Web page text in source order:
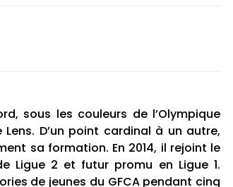
sous les couleurs de l’Olympique
D’un point cardinal à un autre,
sa formation. En 2014, il rejoint le
Ligue 2 et futur promu en Ligue 1.
de jeunes du GFCA pendant cinq